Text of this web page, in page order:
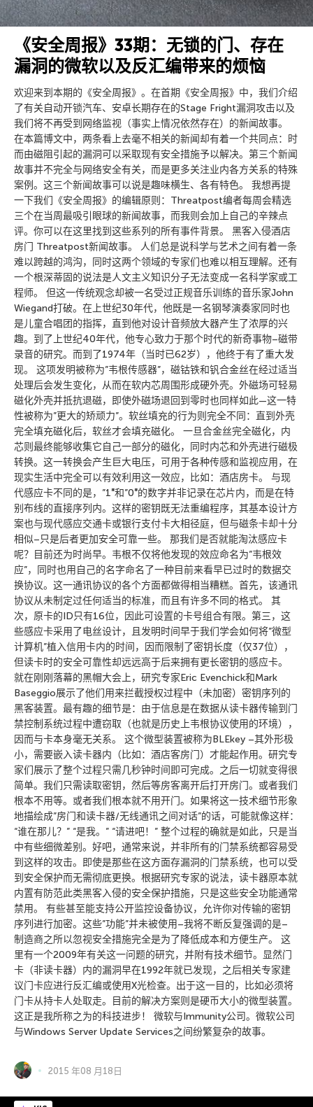
《安全周报》33期：无锁的门、存在
漏洞的微软以及反汇编带来的烦恼
欢迎来到本期的《安全周报》。在首期《安全周报》中，我们介绍
了有关自动开锁汽车、安卓长期存在的Stage Fright漏洞攻击以及
我们将不再受到网络监视（事实上情况依然存在）的新闻故事。
在本篇博文中，两条看上去毫不相关的新闻却有着一个共同点：时
而由磁阻引起的漏洞可以采取现有安全措施予以解决。第三个新闻
故事并不完全与网络安全有关，而是更多关注业内各方关系的特殊
案例。这三个新闻故事可以说是趣味横生、各有特色。 我想再提
一下我们《安全周报》的编辑原则：Threatpost编者每周会精选
三个在当周最吸引眼球的新闻故事，而我则会加上自己的辛辣点
评。你可以在这里找到这些系列的所有事件背景。 黑客入侵酒店
房门 Threatpost新闻故事。 人们总是说科学与艺术之间有着一条
难以跨越的鸿沟，同时这两个领域的专家们也难以相互理解。还有
一个根深蒂固的说法是人文主义知识分子无法变成一名科学家或工
程师。 但这一传统观念却被一名受过正规音乐训练的音乐家John
Wiegand打破。在上世纪30年代，他既是一名钢琴演奏家同时也
是儿童合唱团的指挥，直到他对设计音频放大器产生了浓厚的兴
趣。到了上世纪40年代，他专心致力于那个时代的新奇事物–磁带
录音的研究。而到了1974年（当时已62岁），他终于有了重大发
现。 这项发明被称为”韦根传感器”，磁钴铁和钒合金丝在经过适当
处理后会发生变化，从而在软内芯周围形成硬外壳。外磁场可轻易
磁化外壳并抵抗退磁，即使外磁场退回到零时也同样如此—这一特
性被称为”更大的矫顽力”。软丝填充的行为则完全不同：直到外壳
完全填充磁化后，软丝才会填充磁化。 一旦合金丝完全磁化，内
芯则最终能够收集它自己一部分的磁化，同时内芯和外壳进行磁极
转换。这一转换会产生巨大电压，可用于各种传感和监视应用，在
现实生活中完全可以有效利用这一效应，比如：酒店房卡。 与现
代感应卡不同的是，”1″和”0″的数字并非记录在芯片内，而是在特
别布线的直接序列内。这样的密钥既无法重编程序，其基本设计方
案也与现代感应交通卡或银行支付卡大相径庭，但与磁条卡却十分
相似–只是后者更加安全可靠一些。 那我们是否就能淘汰感应卡
呢？目前还为时尚早。韦根不仅将他发现的效应命名为”韦根效
应”，同时也用自己的名字命名了一种目前来看早已过时的数据交
换协议。这一通讯协议的各个方面都做得相当糟糕。首先，该通讯
协议从未制定过任何适当的标准，而且有许多不同的格式。 其
次，原卡的ID只有16位，因此可设置的卡号组合有限。第三，这
些感应卡采用了电丝设计，且发明时间早于我们学会如何将”微型
计算机”植入信用卡内的时间，因而限制了密钥长度（仅37位），
但读卡时的安全可靠性却远远高于后来拥有更长密钥的感应卡。
就在刚刚落幕的黑帽大会上，研究专家Eric Evenchick和Mark
Baseggio展示了他们用来拦截授权过程中（未加密）密钥序列的
黑客装置。最有趣的细节是：由于信息是在数据从读卡器传输到门
禁控制系统过程中遭窃取（也就是历史上韦根协议使用的环境），
因而与卡本身毫无关系。 这个微型装置被称为BLEkey –其外形极
小，需要嵌入读卡器内（比如：酒店客房门）才能起作用。研究专
家们展示了整个过程只需几秒钟时间即可完成。之后一切就变得很
简单。我们只需读取密钥，然后等房客离开后打开房门。或者我们
根本不用等。或者我们根本就不用开门。如果将这一技术细节形象
地描绘成”房门和读卡器/无线通讯之间对话”的话，可能就像这样：
“谁在那儿？” “是我。” “请进吧！” 整个过程的确就是如此，只是当
中有些细微差别。好吧，通常来说，并非所有的门禁系统都容易受
到这样的攻击。即使是那些在这方面存漏洞的门禁系统，也可以受
到安全保护而无需彻底更换。根据研究专家的说法，读卡器原本就
内置有防范此类黑客入侵的安全保护措施，只是这些安全功能通常
禁用。 有些甚至能支持公开监控设备协议，允许你对传输的密钥
序列进行加密。这些”功能”并未被使用–我将不断反复强调的是–
制造商之所以忽视安全措施完全是为了降低成本和方便生产。 这
里有一个2009年有关这一问题的研究，并附有技术细节。显然门
卡（非读卡器）内的漏洞早在1992年就已发现，之后相关专家建
议门卡应进行反汇编或使用X光检查。出于这一目的，比如必须将
门卡从持卡人处取走。目前的解决方案则是硬币大小的微型装置。
这正是我所称之为的科技进步！ 微软与Immunity公司。微软公司
与Windows Server Update Services之间纷繁复杂的故事。
2015 年08 月18日